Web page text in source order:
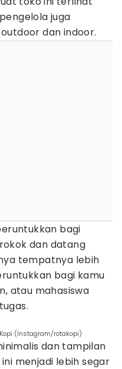
juga
dan indoor.
bagi
dan datang
tempatnya lebih
bagi kamu
atau mahasiswa
(Instagram/rotakopi)
dan tampilan
menjadi lebih segar